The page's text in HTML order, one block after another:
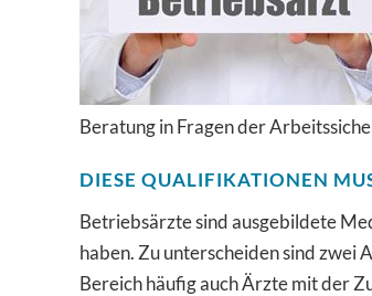
Beratung in Fragen der
DIESE QUALIFIKATIONEN
Betriebsärzte sind ausgebildete
haben. Zu unterscheiden sind zwei
Bereich häufig auch Ärzte mit der